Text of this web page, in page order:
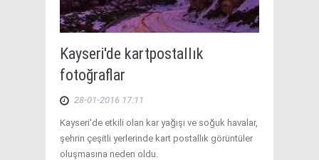
Kayseri'de kartpostallık
fotoğraflar
28-01-2016 17:11
Kayseri'de etkili olan kar yağışı ve soğuk havalar,
şehrin çeşitli yerlerinde kart postallık görüntüler
oluşmasına neden oldu.